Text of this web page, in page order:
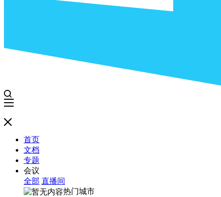
首页
文档
专题
会议
全部 直播间
热门城市